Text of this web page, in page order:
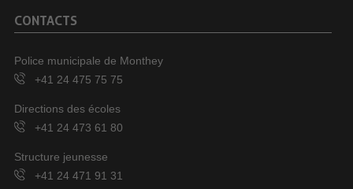
CONTACTS
Police municipale de Monthey
+41 24 475 75 75
Directions des écoles
+41 24 473 61 80
Structure jeunesse
+41 24 471 91 31